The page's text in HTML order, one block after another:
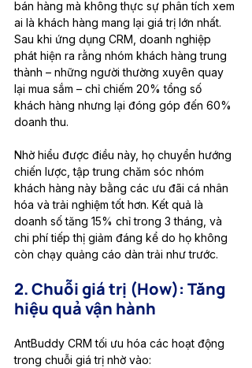
bán hàng mà không thực sự phân tích xem
ai là khách hàng mang lại giá trị lớn nhất.
Sau khi ứng dụng CRM, doanh nghiệp
phát hiện ra rằng nhóm khách hàng trung
thành – những người thường xuyên quay
lại mua sắm – chỉ chiếm 20% tổng số
khách hàng nhưng lại đóng góp đến 60%
doanh thu.
Nhờ hiểu được điều này, họ chuyển hướng
chiến lược, tập trung chăm sóc nhóm
khách hàng này bằng các ưu đãi cá nhân
hóa và trải nghiệm tốt hơn. Kết quả là
doanh số tăng 15% chỉ trong 3 tháng, và
chi phí tiếp thị giảm đáng kể do họ không
còn chạy quảng cáo dàn trải như trước.
2. Chuỗi giá trị (How): Tăng
hiệu quả vận hành
AntBuddy CRM tối ưu hóa các hoạt động
trong chuỗi giá trị nhờ vào: